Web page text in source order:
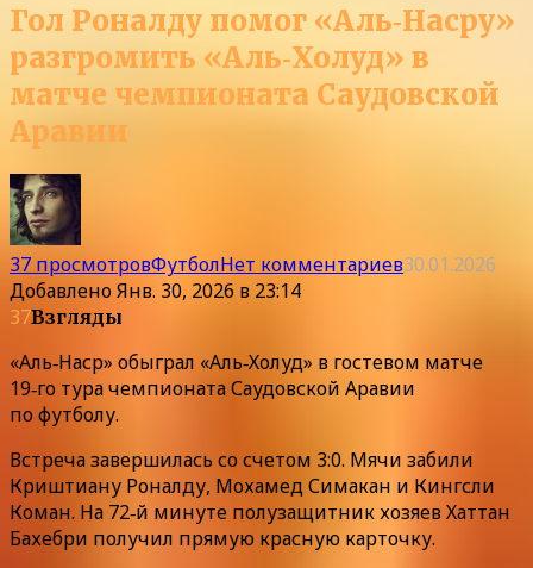
Гол Роналду помог «Аль‑Насру»
разгромить «Аль‑Холуд» в
матче чемпионата Саудовской
Аравии
37 просмотровФутболНет комментариев30.01.2026
ДобавленоЯнв. 30, 2026 в 23:14
37Взгляды
«Аль‑Наср» обыграл «Аль‑Холуд» в гостевом матче
19‑го тура чемпионата Саудовской Аравии
по футболу.
Встреча завершилась со счетом 3:0. Мячи забили
Криштиану Роналду, Мохамед Симакан и Кингсли
Коман. На 72‑й минуте полузащитник хозяев Хаттан
Бахебри получил прямую красную карточку.